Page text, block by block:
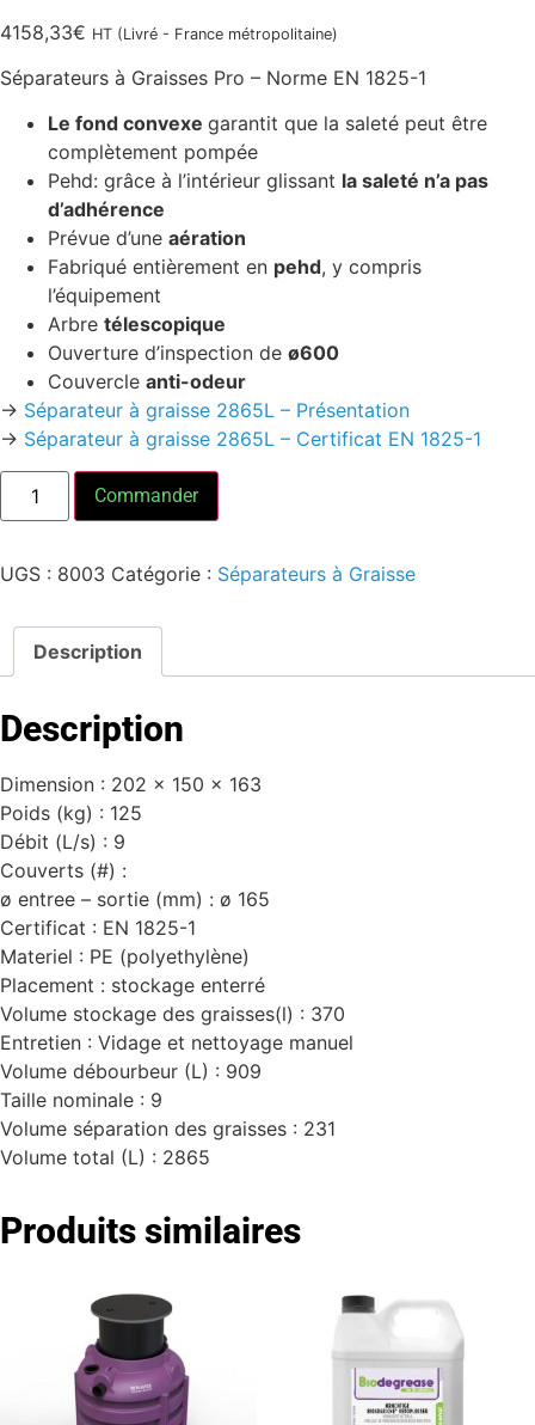
4158,33€ HT (Livré - France métropolitaine)
Séparateurs à Graisses Pro – Norme EN 1825-1
Le fond convexe garantit que la saleté peut être
complètement pompée
Pehd: grâce à l’intérieur glissant la saleté n’a pas
d’adhérence
Prévue d’une aération
Fabriqué entièrement en pehd, y compris
l’équipement
Arbre télescopique
Ouverture d’inspection de ø600
Couvercle anti-odeur
-> Séparateur à graisse 2865L – Présentation
-> Séparateur à graisse 2865L – Certificat EN 1825-1
Commander
UGS : 8003 Catégorie : Séparateurs à Graisse
Description
Description
Dimension : 202 x 150 x 163
Poids (kg) : 125
Débit (L/s) : 9
Couverts (#) :
ø entree – sortie (mm) : ø 165
Certificat : EN 1825-1
Materiel : PE (polyethylène)
Placement : stockage enterré
Volume stockage des graisses(l) : 370
Entretien : Vidage et nettoyage manuel
Volume débourbeur (L) : 909
Taille nominale : 9
Volume séparation des graisses : 231
Volume total (L) : 2865
Produits similaires